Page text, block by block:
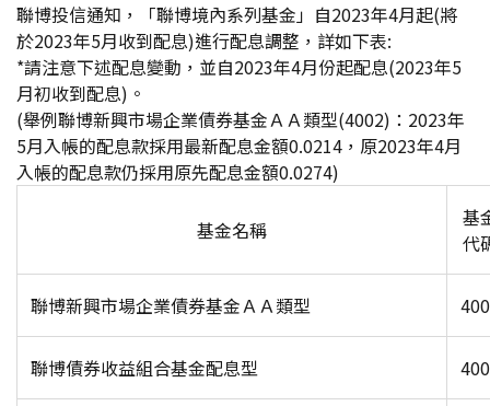
聯博投信通知，「聯博境內系列基金」自2023年4月起(將
於2023年5月收到配息)進行配息調整，詳如下表:
*請注意下述配息變動，並自2023年4月份起配息(2023年5
月初收到配息)。
(舉例聯博新興市場企業債券基金ＡＡ類型(4002)：2023年
5月入帳的配息款採用最新配息金額0.0214，原2023年4月
入帳的配息款仍採用原先配息金額0.0274)
基金名稱
基
代
聯博新興市場企業債券基金ＡＡ類型
聯博債券收益組合基金配息型